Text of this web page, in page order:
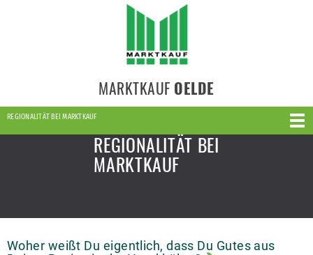
MARKTKAUF OELDE
REGIONALITÄT BEI MARKTKAUF
REGIONALITÄT BEI
MARKTKAUF
Woher weißt Du eigentlich, dass Du Gutes aus